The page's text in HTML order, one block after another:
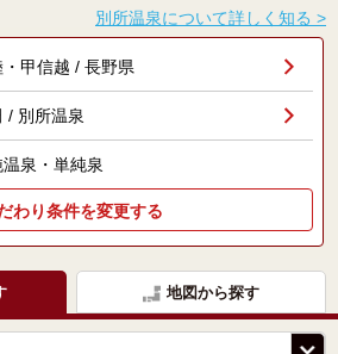
別所温泉について詳しく知る >
甲信越 / 長野県
/ 別所温泉
泉・単純泉
わり条件を変更する
地図から探す